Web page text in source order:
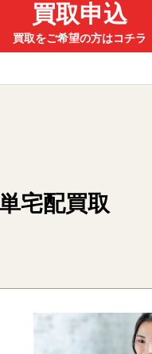
買取申込
買取をご希望の方はコチラ
宅配買取